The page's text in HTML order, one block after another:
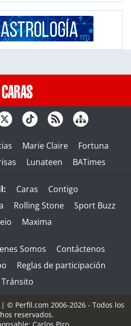
Marie Claire
Fortuna
Lunateen BATimes
Caras
Contigo
Rolling Stone
Sport Buzz
Maxima
Somos
Contáctenos
Reglas de participación
Tránsito
| © Perfil.com 2006-2026 - Todos los
reservados.